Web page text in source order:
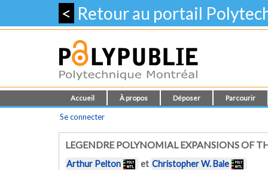
< Retour au portail
Accueil À propos Déposer Parcourir
Se connecter
LEGENDRE POLYNOMIAL EXPANSIONS OF
Arthur Pelton et Christopher W. Bale